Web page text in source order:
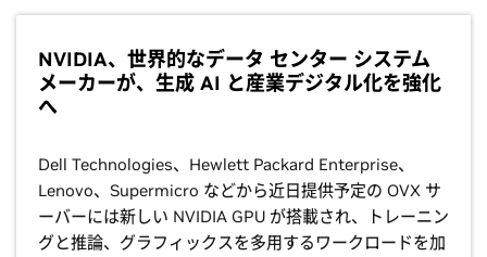
NVIDIA、世界的なデータ センター システム
メーカーが、生成 AI と産業デジタル化を強化
へ
Dell Technologies、Hewlett Packard Enterprise、
Lenovo、Supermicro などから近日提供予定の OVX サ
ーバーには新しい NVIDIA GPU が搭載され、トレーニン
グと推論、グラフィックスを多用するワークロードを加